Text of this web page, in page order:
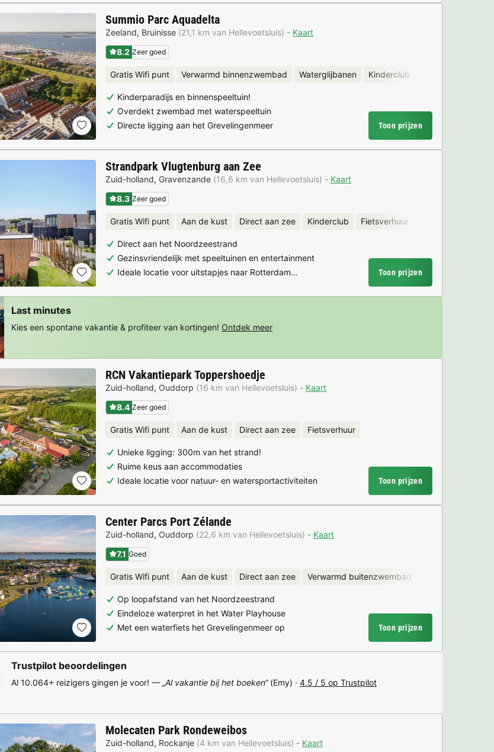
Summio Parc Aquadelta
Zeeland, Bruinisse (21,1 km van Hellevoetsluis)
Kaart
8.2 Zeer goed
Gratis Wifi punt Verwarmd binnenzwembad Waterglijbanen Kinderclub
Kinderparadijs en binnenspeeltuin!
Overdekt zwembad met waterspeeltuin
Directe ligging aan het Grevelingenmeer
Toon prijzen
Strandpark Vlugtenburg aan Zee
Zuid-holland, Gravenzande (16,6 km van Hellevoetsluis)
Kaart
8.3 Zeer goed
Gratis Wifi punt Aan de kust Direct aan zee Kinderclub Fietsverhuur
Direct aan het Noordzeestrand
Gezinsvriendelijk met speeltuinen en entertainment
Ideale locatie voor uitstapjes naar Rotterdam…
Toon prijzen
RCN Vakantiepark Toppershoedje
Zuid-holland, Ouddorp (16 km van Hellevoetsluis)
Kaart
8.4 Zeer goed
Gratis Wifi punt Aan de kust Direct aan zee Fietsverhuur
Unieke ligging: 300m van het strand!
Ruime keus aan accommodaties
Ideale locatie voor natuur- en watersportactiviteiten
Toon prijzen
Center Parcs Port Zélande
Zuid-holland, Ouddorp (22,6 km van Hellevoetsluis)
Kaart
7.1 Goed
Gratis Wifi punt Aan de kust Direct aan zee Verwarmd buitenzwembad
Op loopafstand van het Noordzeestrand
Eindeloze waterpret in het Water Playhouse
Met een waterfiets het Grevelingenmeer op
Toon prijzen
Molecaten Park Rondeweibos
Zuid-holland, Rockanje (4 km van Hellevoetsluis)
Kaart
Last minutes
Kies een spontane vakantie & profiteer van kortingen! Ontdek meer
Trustpilot beoordelingen
Al 10.064+ reizigers gingen je voor! — „Al vakantie bij het boeken“(Emy) · 4.5 / 5 op Trustpilot